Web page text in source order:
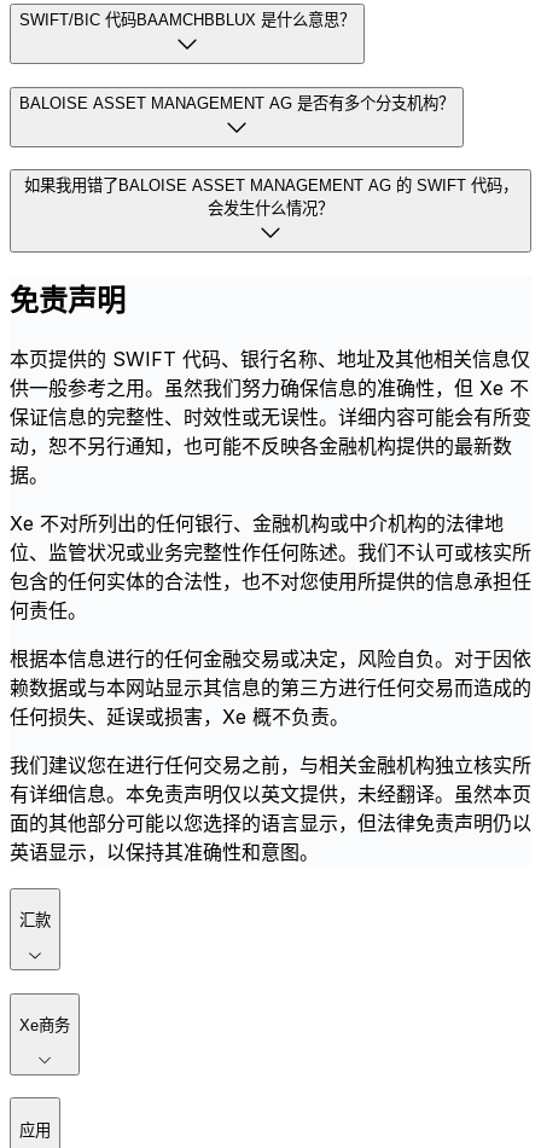
SWIFT/BIC 代码BAAMCHBBLUX 是什么意思？
BALOISE ASSET MANAGEMENT AG 是否有多个分支机构？
如果我用错了BALOISE ASSET MANAGEMENT AG 的 SWIFT 代码，
会发生什么情况？
免责声明
本页提供的 SWIFT 代码、银行名称、地址及其他相关信息仅
供一般参考之用。虽然我们努力确保信息的准确性，但 Xe 不
保证信息的完整性、时效性或无误性。详细内容可能会有所变
动，恕不另行通知，也可能不反映各金融机构提供的最新数
据。
Xe 不对所列出的任何银行、金融机构或中介机构的法律地
位、监管状况或业务完整性作任何陈述。我们不认可或核实所
包含的任何实体的合法性，也不对您使用所提供的信息承担任
何责任。
根据本信息进行的任何金融交易或决定，风险自负。对于因依
赖数据或与本网站显示其信息的第三方进行任何交易而造成的
任何损失、延误或损害，Xe 概不负责。
我们建议您在进行任何交易之前，与相关金融机构独立核实所
有详细信息。本免责声明仅以英文提供，未经翻译。虽然本页
面的其他部分可能以您选择的语言显示，但法律免责声明仍以
英语显示，以保持其准确性和意图。
汇款
Xe商务
应用